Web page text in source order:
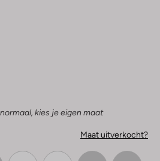
kies je eigen maat
Maat uitverkocht?